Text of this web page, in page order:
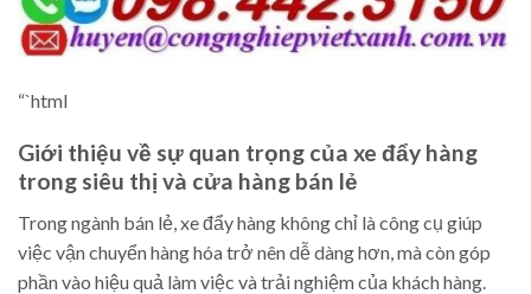
“`html
Giới thiệu về sự quan trọng của xe đẩy hàng
trong siêu thị và cửa hàng bán lẻ
Trong ngành bán lẻ, xe đẩy hàng không chỉ là công cụ giúp
việc vận chuyển hàng hóa trở nên dễ dàng hơn, mà còn góp
phần vào hiệu quả làm việc và trải nghiệm của khách hàng.